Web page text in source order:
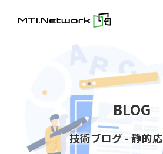
BLOG
技術ブログ - 静的